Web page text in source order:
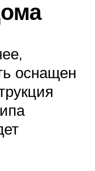
оснащен